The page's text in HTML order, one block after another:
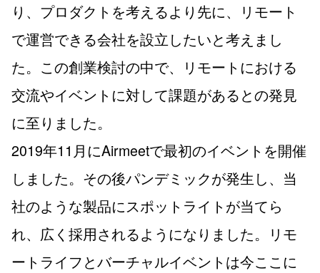
り、プロダクトを考えるより先に、リモート
で運営できる会社を設立したいと考えまし
た。この創業検討の中で、リモートにおける
交流やイベントに対して課題があるとの発見
に至りました。
2019年11月にAirmeetで最初のイベントを開催
しました。その後パンデミックが発生し、当
社のような製品にスポットライトが当てら
れ、広く採用されるようになりました。リモ
ートライフとバーチャルイベントは今ここに